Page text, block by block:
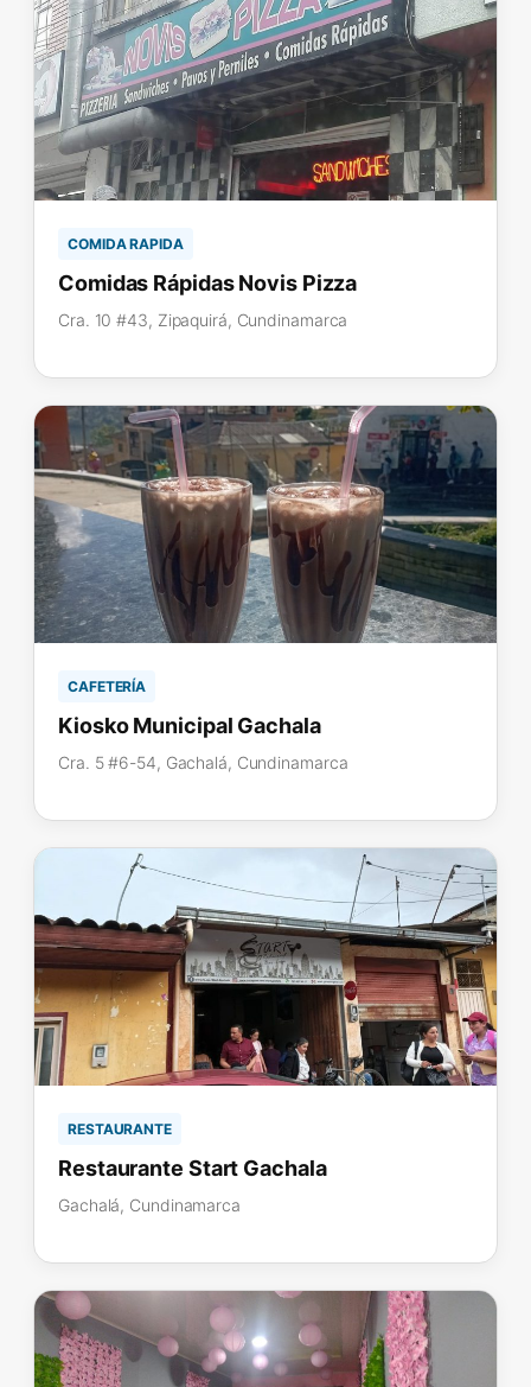
COMIDA RAPIDA
Comidas Rápidas Novis Pizza
Cra. 10 #43, Zipaquirá, Cundinamarca
CAFETERÍA
Kiosko Municipal Gachala
Cra. 5 #6-54, Gachalá, Cundinamarca
RESTAURANTE
Restaurante Start Gachala
Gachalá, Cundinamarca